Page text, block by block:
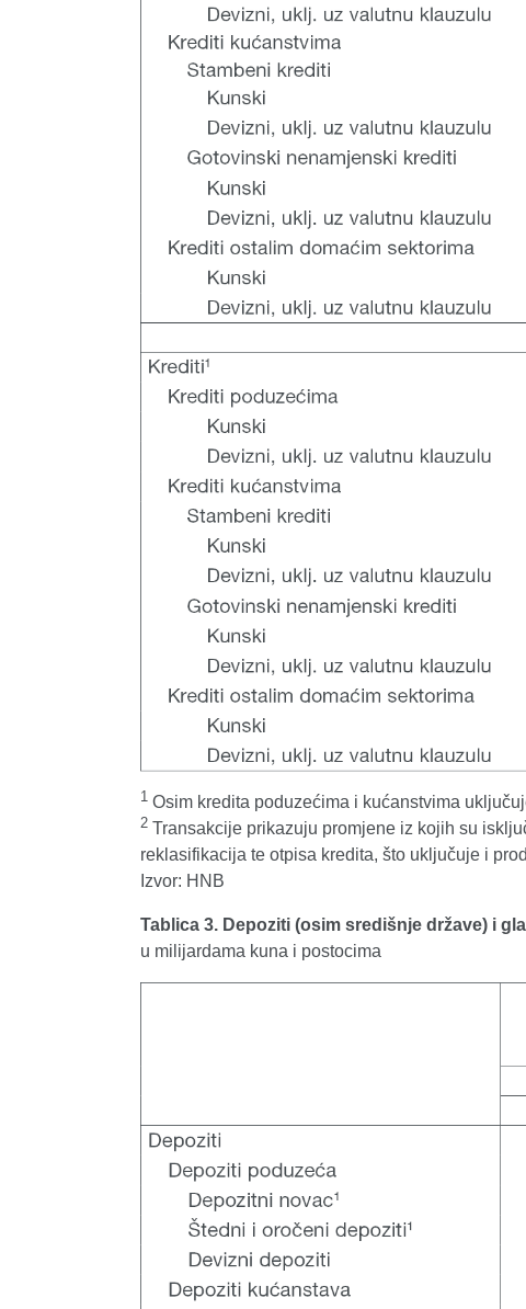
1 Osim kredita poduzećima i kućanstvima
2 Transakcije prikazuju promjene iz kojih su
reklasifikacija te otpisa kredita, što uključuje i
Izvor: HNB
Tablica 3. Depoziti (osim središnje države) i
u milijardama kuna i postocima